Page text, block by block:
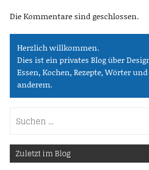
Die Kommentare sind geschlossen.
Herzlich willkommen.
Dies ist ein privates Blog über
Essen, Kochen, Rezepte, Wörter
anderem.
Zuletzt im Blog